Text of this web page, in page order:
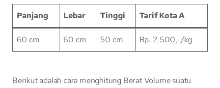
Panjang Lebar Tinggi Tarif Kota A
60 cm 60 cm 50 cm Rp. 2.500,-/kg
Berikut adalah cara menghitung Berat Volume suatu